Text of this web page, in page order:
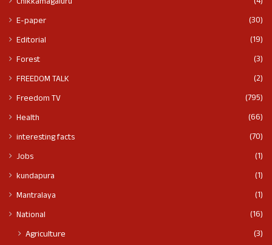
E-paper
(30)
Editorial
(19)
Forest
(3)
FREEDOM TALK
(2)
Freedom TV
(795)
Health
(66)
interesting facts
(70)
Jobs
(1)
kundapura
(1)
Mantralaya
(1)
National
(16)
Agriculture
(3)